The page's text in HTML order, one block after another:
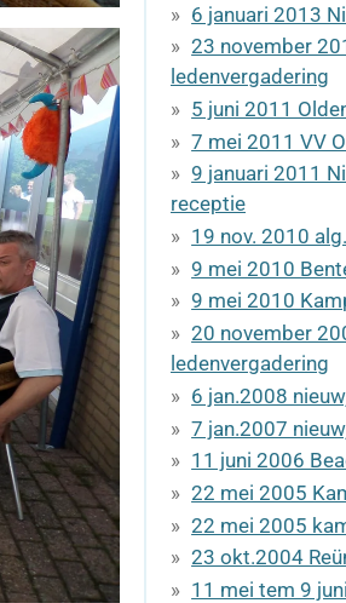
6 januari 2013
23 november
ledenvergadering
5 juni 2011
7 mei 2011 VV
9 januari 2011
receptie
19 nov. 2010
9 mei 2010
9 mei 2010
20 november
ledenvergadering
6 jan.2008
7 jan.2007
11 juni 2006
22 mei 2005
22 mei 2005
23 okt.2004
11 mei tem 9